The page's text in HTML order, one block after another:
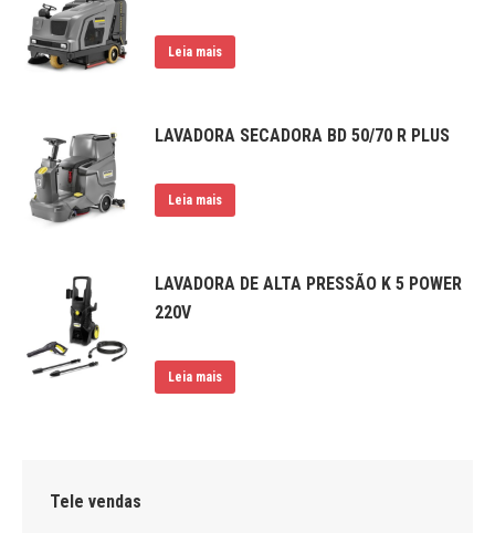
Leia mais
LAVADORA SECADORA BD 50/70 R PLUS
Leia mais
LAVADORA DE ALTA PRESSÃO K 5 POWER
220V
Leia mais
Tele vendas